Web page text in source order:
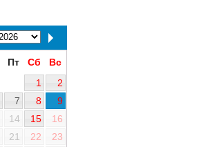
Пт Сб
Вс
1
2
7 8
9
14 15
16
21 22
23